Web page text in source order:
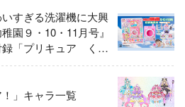
すぎる洗濯機に大興
園９・10・11月号』
録「プリキュア くる
！」キャラ一覧